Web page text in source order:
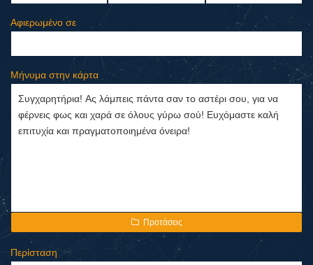
Αφιερωμένο σε
Μήνυμα στην κάρτα
Προτάσεις
Περίσταση